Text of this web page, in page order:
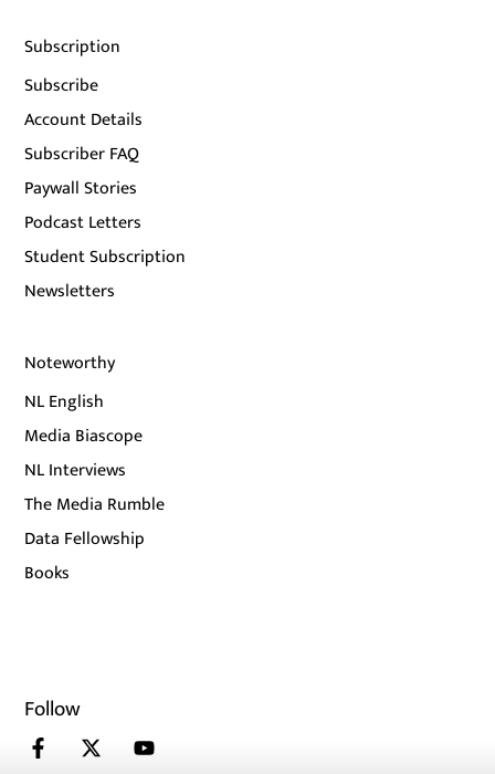
Subscription
Subscribe
Account Details
Subscriber FAQ
Paywall Stories
Podcast Letters
Student Subscription
Newsletters
Noteworthy
NL English
Media Biascope
NL Interviews
The Media Rumble
Data Fellowship
Books
Follow